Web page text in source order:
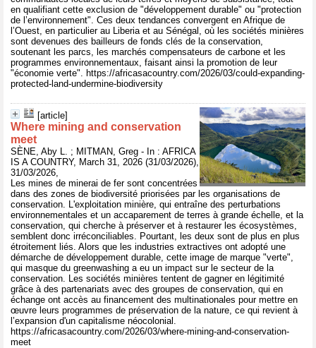
en qualifiant cette exclusion de "développement durable" ou "protection
de l’environnement". Ces deux tendances convergent en Afrique de
l’Ouest, en particulier au Liberia et au Sénégal, où les sociétés minières
sont devenues des bailleurs de fonds clés de la conservation,
soutenant les parcs, les marchés compensateurs de carbone et les
programmes environnementaux, faisant ainsi la promotion de leur
"économie verte". https://africasacountry.com/2026/03/could-expanding-
protected-land-undermine-biodiversity
[article]
Where mining and conservation
meet
SÈNE, Aby L. ; MITMAN, Greg - In : AFRICA
IS A COUNTRY, March 31, 2026 (31/03/2026),
31/03/2026,
Les mines de minerai de fer sont concentrées
dans des zones de biodiversité priorisées par les organisations de
conservation. L'exploitation minière, qui entraîne des perturbations
environnementales et un accaparement de terres à grande échelle, et la
conservation, qui cherche à préserver et à restaurer les écosystèmes,
semblent donc irréconciliables. Pourtant, les deux sont de plus en plus
étroitement liés. Alors que les industries extractives ont adopté une
démarche de développement durable, cette image de marque "verte",
qui masque du greenwashing a eu un impact sur le secteur de la
conservation. Les sociétés minières tentent de gagner en légitimité
grâce à des partenariats avec des groupes de conservation, qui en
échange ont accès au financement des multinationales pour mettre en
œuvre leurs programmes de préservation de la nature, ce qui revient à
l’expansion d'un capitalisme néocolonial.
https://africasacountry.com/2026/03/where-mining-and-conservation-
meet